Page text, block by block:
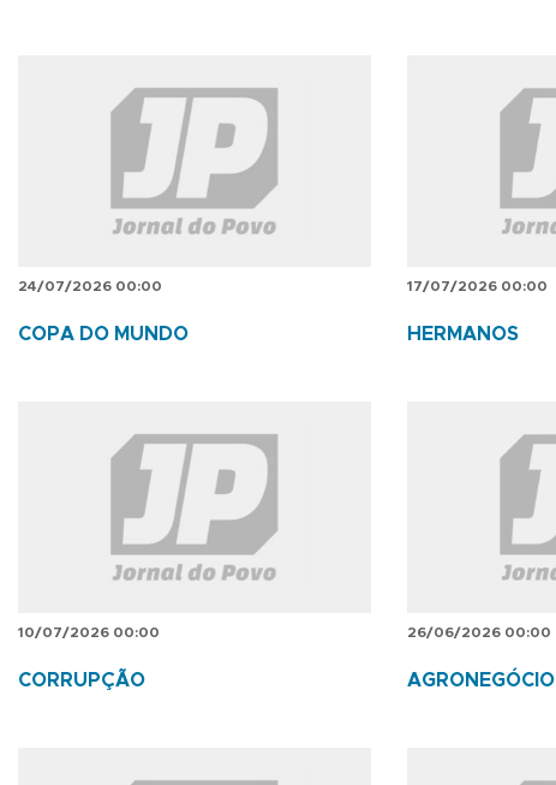
24/07/2026 00:00
COPA DO MUNDO
17/07/2026 00:00
HERMANOS
10/07/2026 00:00
CORRUPÇÃO
26/06/2026 00:00
AGRONEGÓCIO